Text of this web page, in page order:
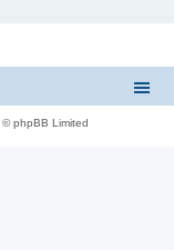
phpBB Limited